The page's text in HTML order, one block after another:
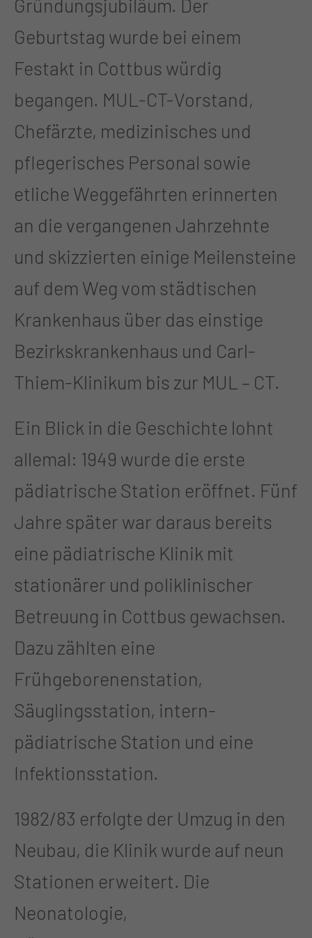
Gründungsjubiläum. Der
Geburtstag wurde bei einem
Festakt in Cottbus würdig
begangen. MUL-CT-Vorstand,
Chefärzte, medizinisches und
pflegerisches Personal sowie
etliche Weggefährten erinnerten
an die vergangenen Jahrzehnte
und skizzierten einige Meilensteine
auf dem Weg vom städtischen
Krankenhaus über das einstige
Bezirkskrankenhaus und Carl-
Thiem-Klinikum bis zur MUL – CT.
Ein Blick in die Geschichte lohnt
allemal: 1949 wurde die erste
pädiatrische Station eröffnet. Fünf
Jahre später war daraus bereits
eine pädiatrische Klinik mit
stationärer und poliklinischer
Betreuung in Cottbus gewachsen.
Dazu zählten eine
Frühgeborenenstation,
Säuglingsstation, intern-
pädiatrische Station und eine
Infektionsstation.
1982/83 erfolgte der Umzug in den
Neubau, die Klinik wurde auf neun
Stationen erweitert. Die
Neonatologie,